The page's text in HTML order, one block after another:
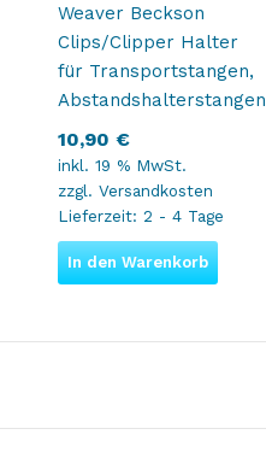
Weaver Beckson
Clips/Clipper Halter
für Transportstangen,
Abstandshalterstangen
10,90 €
inkl. 19 % MwSt.
zzgl. Versandkosten
Lieferzeit: 2 - 4 Tage
In den Warenkorb